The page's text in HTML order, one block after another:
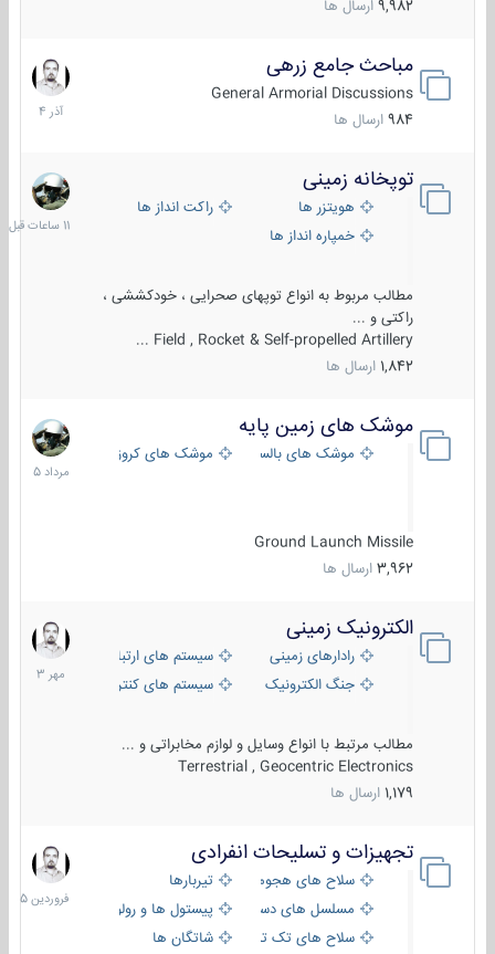
9,982 ارسال ها
مباحث جامع زرهی
General Armorial Discussions
984 ارسال ها
7
آذر
1404
توپخانه زمینی
هویتزر ها
راکت انداز ها
خمپاره انداز ها
مطالب مربوط به انواع توپهای صحرایی ، خودکششی ،
راکتی و ...
Field , Rocket & Self-propelled Artillery ...
1,842 ارسال ها
11
ساعات
قبل
موشک های زمین پایه
موشک های بالستیک موشک های کروز
Ground Launch Missile
3,962 ارسال ها
2
مرداد
1405
الکترونیک زمینی
رادارهای زمینی
سیستم های ارتباطی و جمع آوری
جنگ الکترونیک
سیستم های کنترل آتش و تجهیزات
مطالب مرتبط با انواع وسایل و لوازم مخابراتی و ...
Terrestrial , Geocentric Electronics
1,179 ارسال ها
1
مهر
1403
تجهیزات و تسلیحات انفرادی
سلاح های هجومی
تیربارها
مسلسل های دستی
پیستول ها و رولورها
سلاح های تک تیر اندازیشاتگان ها
17
فروردین
1405